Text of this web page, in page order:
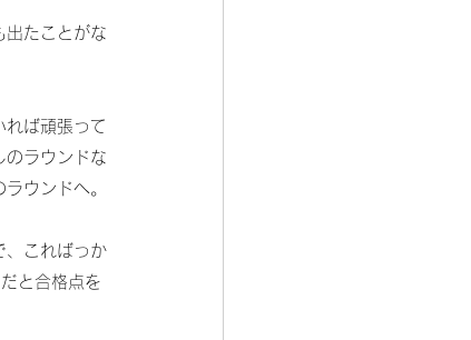
出たことがな
れば頑張って
のラウンドな
ウンドへ。
、こればっか
と合格点を